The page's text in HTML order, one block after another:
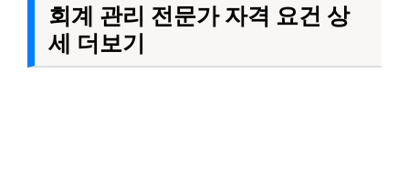
회계 관리 전문가 자격 요건 상
세 더보기